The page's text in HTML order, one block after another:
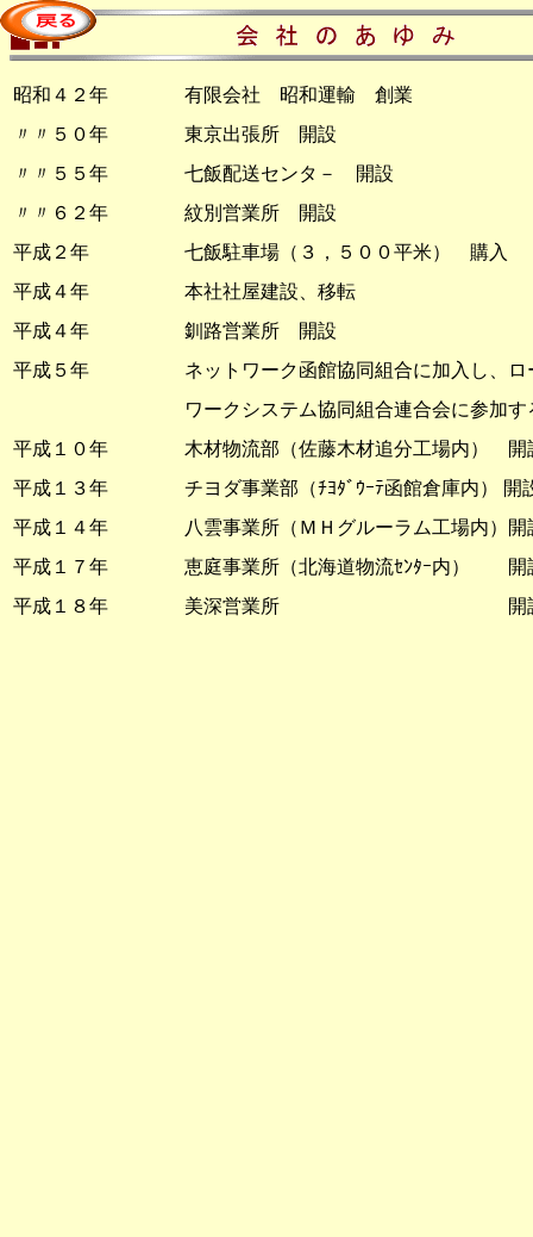
昭和４２年 有限会社 昭和運輸 創業
〃〃５０年 東京出張所 開設
〃〃５５年 七飯配送センタ－ 開設
〃〃６２年 紋別営業所 開設
平成２年 七飯駐車場（３，５００平米） 購入
平成４年 本社社屋建設、移転
平成４年 釧路営業所 開設
平成５年 ネットワーク函館協同組合に加入し、ロ
ワークシステム協同組合連合会に参加す
平成１０年 木材物流部（佐藤木材追分工場内） 開
平成１３年 チヨダ事業部（ﾁﾖﾀﾞｳｰﾃ函館倉庫内） 開
平成１４年 八雲事業所（ＭＨグルーラム工場内）開
平成１７年 恵庭事業所（北海道物流ｾﾝﾀｰ内） 開
平成１８年 美深営業所 開